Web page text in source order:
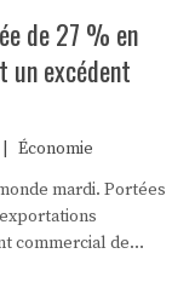
de 27 % en
un excédent
Économie
mardi. Portées
commercial de